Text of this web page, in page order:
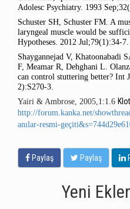
Adolesc Psychiatry. 1993
Schuster SH, Schuster FM. A
laryngeal muscle would be
Hypotheses. 2012 Jul;79(1):34-7.
Shaygannejad V, Khatoonabadi
F, Meamar R, Dehghani L.
can control stuttering better? Int
2):S270-3.
Yairi & Ambrose, 2005,1:1.6
http://forum.kanka.net/
anılar-resmi-
Paylaş Paylaş
Yeni